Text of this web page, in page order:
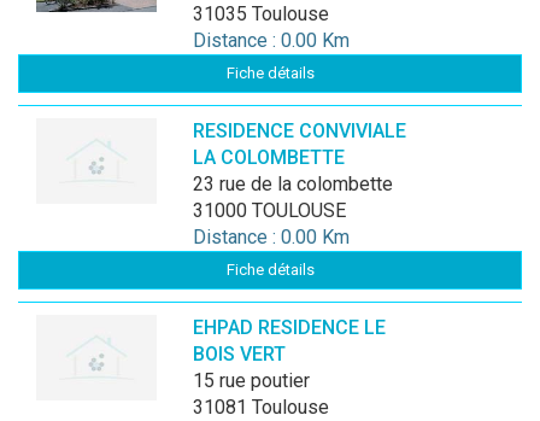
31035 Toulouse
Distance : 0.00 Km
Fiche détails
RESIDENCE CONVIVIALE
LA COLOMBETTE
23 rue de la colombette
31000 TOULOUSE
Distance : 0.00 Km
Fiche détails
EHPAD RESIDENCE LE
BOIS VERT
15 rue poutier
31081 Toulouse